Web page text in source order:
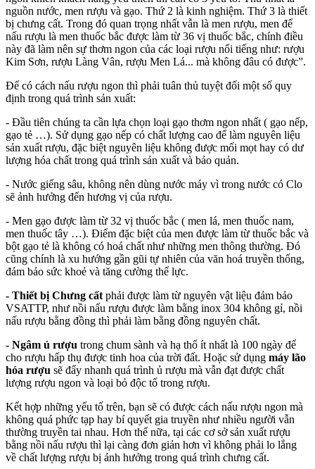
nguồn nước, men rượu và gạo. Thứ 2 là kinh nghiệm. Thứ 3 là thiết
bị chưng cất. Trong đó quan trọng nhất vẫn là men rượu, men để
nấu rượu là men thuốc bắc được làm từ 36 vị thuốc bắc, chính điều
này đã làm nên sự thơm ngon của các loại rượu nổi tiếng như: rượu
Kim Sơn, rượu Làng Vân, rượu Men Lá... mà không đâu có được”.
Để có cách nấu rượu ngon thì phải tuân thủ tuyệt đối một số quy
định trong quá trình sản xuất:
- Đầu tiên chúng ta cần lựa chọn loại gạo thơm ngon nhất ( gạo nếp,
gạo tẻ …). Sử dụng gạo nếp có chất lượng cao để làm nguyên liệu
sản xuất rượu, đặc biệt nguyên liệu không được mối mọt hay có dư
lượng hóa chất trong quá trình sản xuất và bảo quản.
- Nước giếng sâu, không nên dùng nước máy vì trong nước có Clo
sẽ ảnh hưởng đến hương vị của rượu.
- Men gạo được làm từ 32 vị thuốc bắc ( men lá, men thuốc nam,
men thuốc tây …). Điểm đặc biệt của men được làm từ thuốc bắc và
bột gạo tẻ là không có hoá chất như những men thông thường. Đó
cũng chính là xu hướng gần gũi tự nhiên của văn hoá truyền thống,
đảm bảo sức khoẻ và tăng cường thể lực.
- Thiết bị Chưng cất phải được làm từ nguyên vật liệu đảm bảo
VSATTP, như nồi nấu rượu được làm bằng inox 304 không gỉ, nồi
nấu rượu bằng đồng thì phải làm bằng đồng nguyên chất.
- Ngâm ủ rượu trong chum sành và hạ thổ ít nhất là 100 ngày để
cho rượu hấp thụ được tinh hoa của trời đất. Hoặc sử dụng máy lão
hóa rượu sẽ đẩy nhanh quá trình ủ rượu mà vẫn đạt được chất
lượng rượu ngon và loại bỏ độc tố trong rượu.
Kết hợp những yếu tố trên, bạn sẽ có được cách nấu rượu ngon mà
không quá phức tạp hay bí quyết gia truyền như nhiều người vẫn
thường truyền tai nhau. Hơn thế nữa, tại các cơ sở sản xuất rượu
bằng nồi nấu rượu thì lại càng đơn giản hơn vì không phải lo lắng
về chất lượng rượu bị ảnh hưởng trong quá trình chưng cất.